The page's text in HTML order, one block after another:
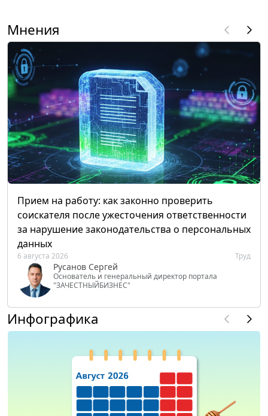
Мнения
Прием на работу: как законно проверить
соискателя после ужесточения ответственности
за нарушение законодательства о персональных
данных
6 августа 2026 Труд
Русанов Сергей
Основатель и генеральный директор портала
"ЗАЧЕСТНЫЙБИЗНЕС"
Инфографика